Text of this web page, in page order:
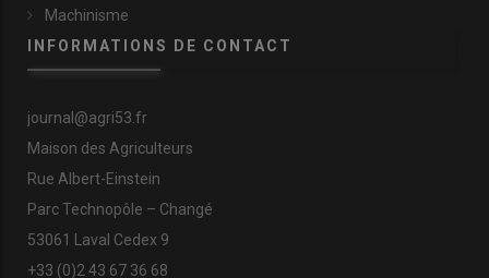
Machinisme
INFORMATIONS DE CONTACT
journal@agri53.fr
Maison des Agriculteurs
Rue Albert-Einstein
Parc Technopôle – Changé
53061 Laval Cedex 9
+33 (0)2 43 67 36 68